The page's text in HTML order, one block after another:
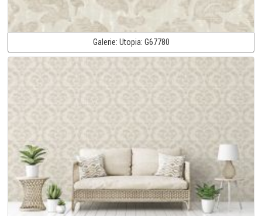
Galerie: Utopia: G67780